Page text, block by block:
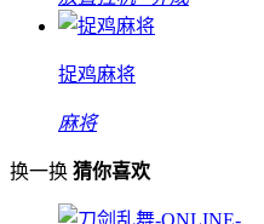
捉鸡麻将
麻将
换一换 猜你喜欢